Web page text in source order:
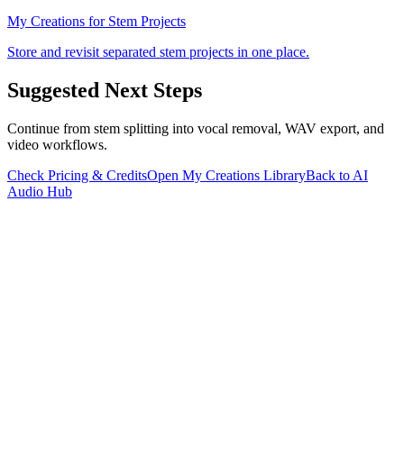
My Creations for Stem Projects
Store and revisit separated stem projects in one place.
Suggested Next Steps
Continue from stem splitting into vocal removal, WAV export, and
video workflows.
Check Pricing & CreditsOpen My Creations LibraryBack to AI
Audio Hub